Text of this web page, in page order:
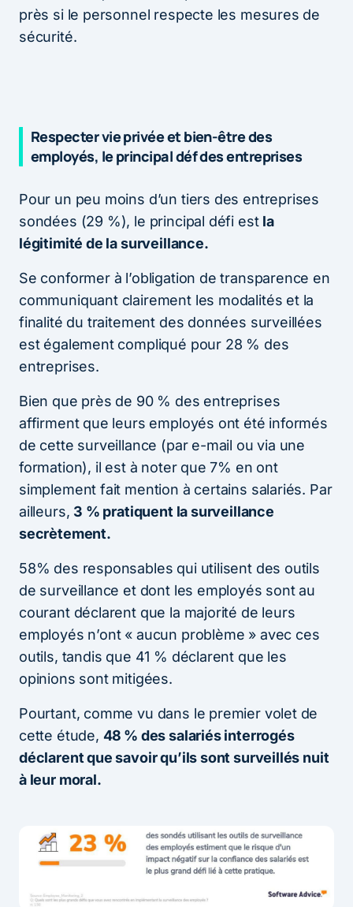
près si le personnel respecte les mesures de
sécurité.
Respecter vie privée et bien-être des
employés, le principal déf des entreprises
Pour un peu moins d’un tiers des entreprises
sondées (29 %), le principal défi est la
légitimité de la surveillance.
Se conformer à l’obligation de transparence en
communiquant clairement les modalités et la
finalité du traitement des données surveillées
est également compliqué pour 28 % des
entreprises.
Bien que près de 90 % des entreprises
affirment que leurs employés ont été informés
de cette surveillance (par e-mail ou via une
formation), il est à noter que 7% en ont
simplement fait mention à certains salariés. Par
ailleurs, 3 % pratiquent la surveillance
secrètement.
58% des responsables qui utilisent des outils
de surveillance et dont les employés sont au
courant déclarent que la majorité de leurs
employés n’ont « aucun problème » avec ces
outils, tandis que 41 % déclarent que les
opinions sont mitigées.
Pourtant, comme vu dans le premier volet de
cette étude, 48 % des salariés interrogés
déclarent que savoir qu’ils sont surveillés nuit
à leur moral.